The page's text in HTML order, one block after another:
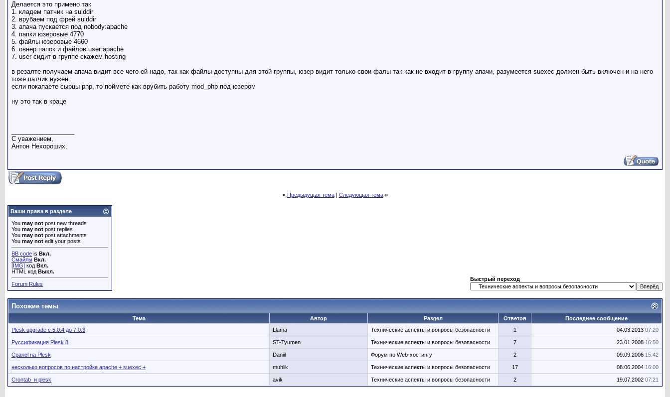
Делается это примено так
1. кладем патчик на suiddir
2. врубаем под фрей suiddir
3. апача пускается под nobody:apache
4. папки юзеровые 4770
5. файлы юзеровые 4660
6. овнер папок и файлов user:apache
7. user сидит в группе скажем hosting
в резалте получаем апача видит все чего ей надо, так как файлы доступны для этой группы, юзер видит только свои фалы так как не входит в группу апачи, разумеется suexec должен быть включен и на него
тоже патчик нужен.
если покапаете сырцы php, то поймете как врубить работу mod_php под юзером
ну это так в краце
С уважением,
Антон Нехороших.
« Предыдущая тема| Следующая тема »
Ваши права в разделе
You may not post new threads
You may not post replies
You may not post attachments
You may not edit your posts
BB code is Вкл.
Смайлы Вкл.
[IMG] код Вкл.
HTML код Выкл.
Forum Rules
Быстрый переход
Похожие темы
Тема Автор Раздел Ответов
Последнее сообщение
Plesk upgrade с 5.0.4 до 7.0.3
Llama Технические аспекты и вопросы безопасности 1 04.03.2013 07:20
Руссификация Plesk 8 ST-Tyumen Технические аспекты и вопросы безопасности 7 23.01.2008 16:50
Cpanel на Plesk Daniil Форум по Web-хостингу 2 09.09.2006 15:42
несколько вопросов по настройке apache + suexec + muhlik Технические аспекты и вопросы безопасности 17 08.06.2004 16:00
Crontab и plesk avik Технические аспекты и вопросы безопасности 2 19.07.2002 07:21